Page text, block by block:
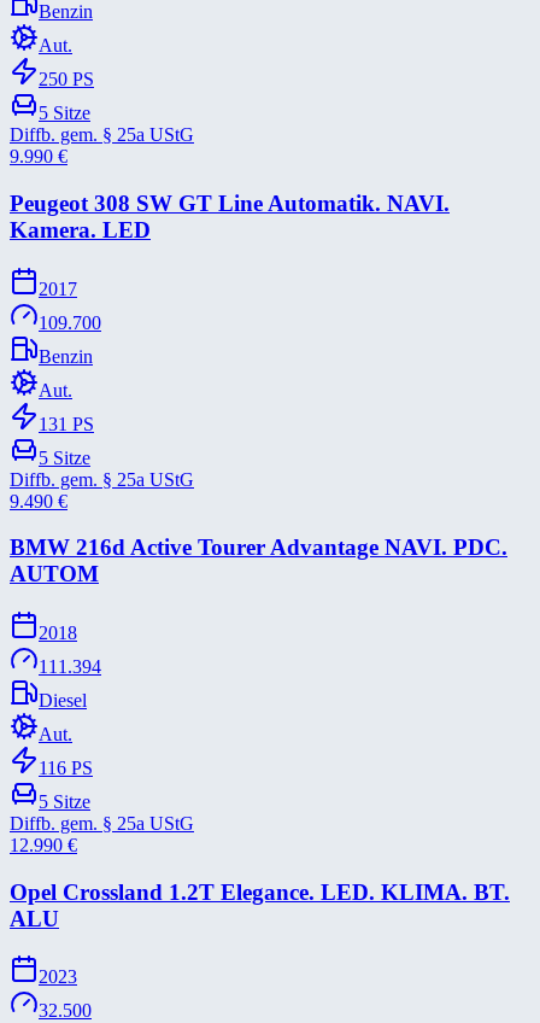
Benzin
Aut.
250 PS
5 Sitze
Diffb. gem. § 25a UStG
9.990 €
Peugeot 308 SW GT Line Automatik. NAVI.
Kamera. LED
2017
109.700
Benzin
Aut.
131 PS
5 Sitze
Diffb. gem. § 25a UStG
9.490 €
BMW 216d Active Tourer Advantage NAVI. PDC.
AUTOM
2018
111.394
Diesel
Aut.
116 PS
5 Sitze
Diffb. gem. § 25a UStG
12.990 €
Opel Crossland 1.2T Elegance. LED. KLIMA. BT.
ALU
2023
32.500